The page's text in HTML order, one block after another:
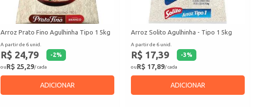
Arroz Prato Fino Agulhinha Tipo 1 5kg
A partir de 6 unid.
R$ 24,79 -2%
ouR$ 25,29/ cada
ADICIONAR
Arroz Solito Agulhinha - Tipo 1 5kg
A partir de 6 unid.
R$ 17,39 -3%
ouR$ 17,89/ cada
ADICIONAR